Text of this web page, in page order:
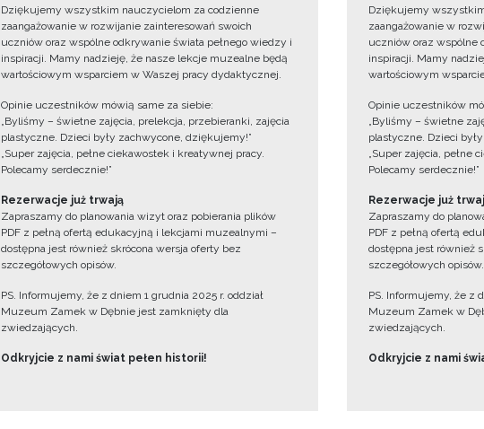
Dziękujemy wszystkim nauczycielom za codzienne
zaangażowanie w rozwijanie zainteresowań swoich
uczniów oraz wspólne odkrywanie świata pełnego wiedzy i
inspiracji. Mamy nadzieję, że nasze lekcje muzealne będą
wartościowym wsparciem w Waszej pracy dydaktycznej.
Opinie uczestników mówią same za siebie:
„Byliśmy – świetne zajęcia, prelekcja, przebieranki, zajęcia
plastyczne. Dzieci były zachwycone, dziękujemy!”
„Super zajęcia, pełne ciekawostek i kreatywnej pracy.
Polecamy serdecznie!”
Rezerwacje już trwają
Zapraszamy do planowania wizyt oraz pobierania plików
PDF z pełną ofertą edukacyjną i lekcjami muzealnymi –
dostępna jest również skrócona wersja oferty bez
szczegółowych opisów.
PS. Informujemy, że z dniem 1 grudnia 2025 r. oddział
Muzeum Zamek w Dębnie jest zamknięty dla
zwiedzających.
Odkryjcie z nami świat pełen historii!
Dziękujemy
zaangażowanie w
uczniów oraz wspólne
inspiracji. Mamy
wartościowym
Opinie uczestników
„Byliśmy – świetne
plastyczne. Dzieci
„Super zajęcia, pełne
Polecamy serdecznie!”
Rezerwacje już
Zapraszamy do
PDF z pełną ofertą
dostępna jest również
szczegółowych opisów.
PS. Informujemy, że z
Muzeum Zamek w
zwiedzających.
Odkryjcie z nami